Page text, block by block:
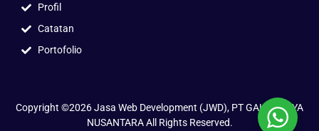
Profil
Catatan
Portofolio
Copyright ©2026 Jasa Web Development (JWD), PT GALUH JAYA
NUSANTARA All Rights Reserved.